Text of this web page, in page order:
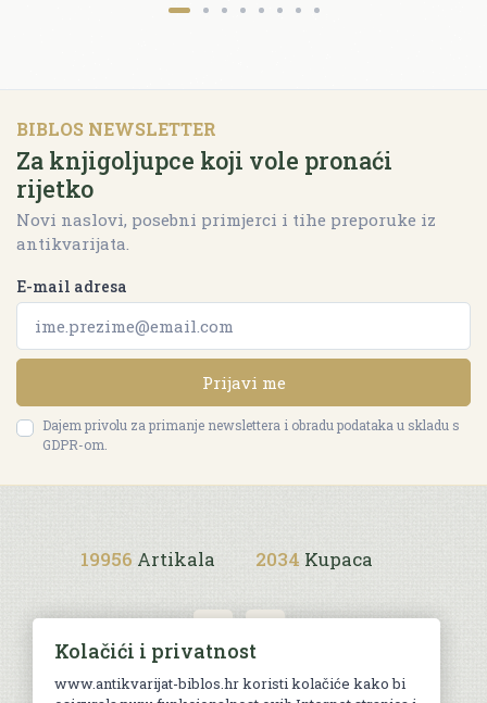
BIBLOS NEWSLETTER
Za knjigoljupce koji vole pronaći
rijetko
Novi naslovi, posebni primjerci i tihe preporuke iz
antikvarijata.
E-mail adresa
Prijavi me
Dajem privolu za primanje newslettera i obradu podataka u skladu s
GDPR-om.
19956 Artikala 2034 Kupaca
Kolačići i privatnost
www.antikvarijat-biblos.hr koristi kolačiće kako bi